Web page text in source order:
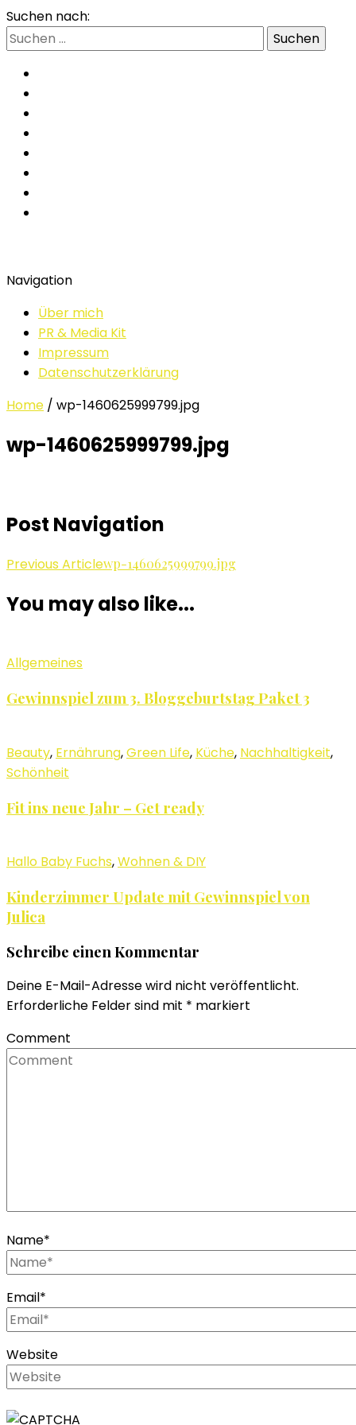
Suchen nach:
Navigation
Über mich
PR & Media Kit
Impressum
Datenschutzerklärung
Home / wp-1460625999799.jpg
wp-1460625999799.jpg
Post Navigation
Previous Articlewp-1460625999799.jpg
You may also like...
Allgemeines
Gewinnspiel zum 3. Bloggeburtstag Paket 3
Beauty, Ernährung,Green Life, Küche, Nachhaltigkeit,
Schönheit
Fit ins neue Jahr – Get ready
Hallo Baby Fuchs,Wohnen & DIY
Kinderzimmer Update mit Gewinnspiel von
Julica
Schreibe einen Kommentar
Deine E-Mail-Adresse wird nicht veröffentlicht.
Erforderliche Felder sind mit * markiert
Comment
Name*
Email*
Website